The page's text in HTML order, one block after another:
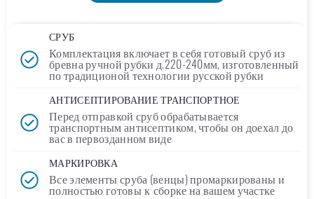
СРУБ
Комплектация включает в себяготовый срубиз
бревна ручной рубки д.220-240мм, изготовленный
по традиционой технологии русской рубки
АНТИСЕПТИРОВАНИЕ ТРАНСПОРТНОЕ
Перед отправкой сруб обрабатывается
транспортнымантисептиком, чтобы он доехал до
вас в первозданном виде
МАРКИРОВКА
Все элементы сруба (венцы) промаркированы и
полностьюготовы к сборкена вашем участке